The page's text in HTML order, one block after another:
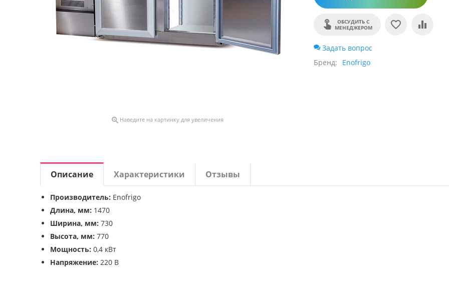
 Наведите на картинку для увеличения
ОБСУДИТЬ С
МЕНЕДЖЕРОМ
Задать вопрос
Бренд
Enofrigo
Описание Характеристики Отзывы
Производитель: Enofrigo
Длина, мм: 1470
Ширина, мм: 730
Высота, мм: 770
Мощность: 0,4 кВт
Напряжение: 220 В